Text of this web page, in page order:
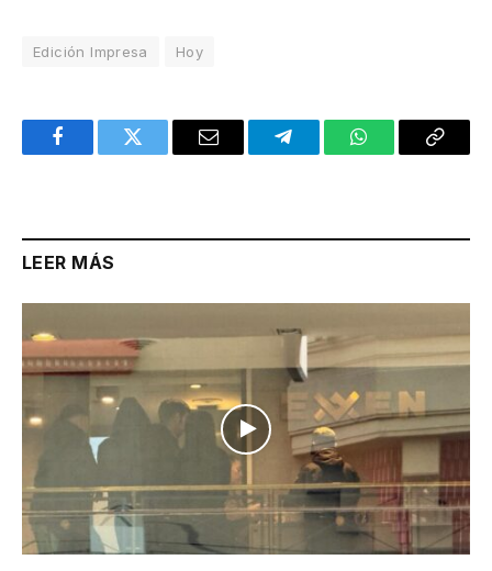
Edición Impresa Hoy
FacebookTwitter Email TelegramWhatsAppCopy
LEER MÁS